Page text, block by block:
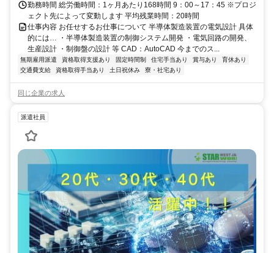
勤務時間 総労働時間：1ヶ月あたり168時間 9：00～17：45 ※プロジ
ェクト先によって変動します 平均残業時間：20時間
仕事内容 お任せするお仕事について 半導体製造装置の電気設計 具体
的には… ・半導体製造装置の制御システム開発 ・電気回路の開発、
生産設計 ・制御盤の設計 等 CAD：AutoCAD 今までのス...
無期雇用派遣 資格取得支援あり 固定時間制 住宅手当あり 賞与あり
育休あり
交通費支給
資格取得手当あり 土日祝休み 寮・社宅あり
同じ企業の求人
派遣社員